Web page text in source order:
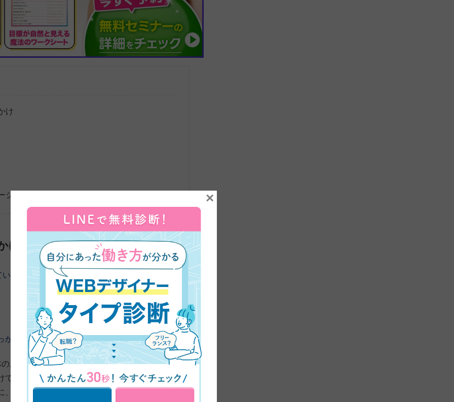
け
ジ
け
いただきました。よろしくお願いします。 まずは、45
けについてお伺いしてもいいですか？
広告デザインに関わることがあったんですね。いろ
、原稿をもらって修正して入稿して…という作業を
わからないとできないのですごく大変だったんで
×